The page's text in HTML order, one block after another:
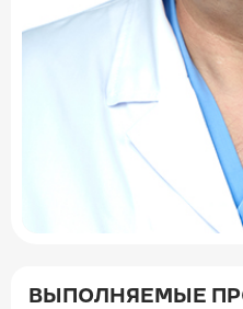
ВЫПОЛНЯЕМЫЕ